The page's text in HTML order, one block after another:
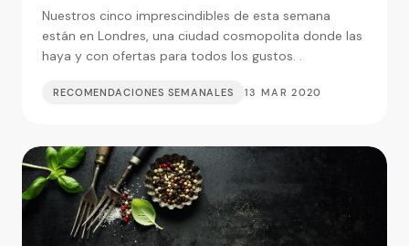
imprescindibles
Nuestros cinco imprescindibles de esta semana
están en Londres, una ciudad cosmopolita donde las
haya y con ofertas para todos los gustos. .
RECOMENDACIONES SEMANALES 13 MAR 2020